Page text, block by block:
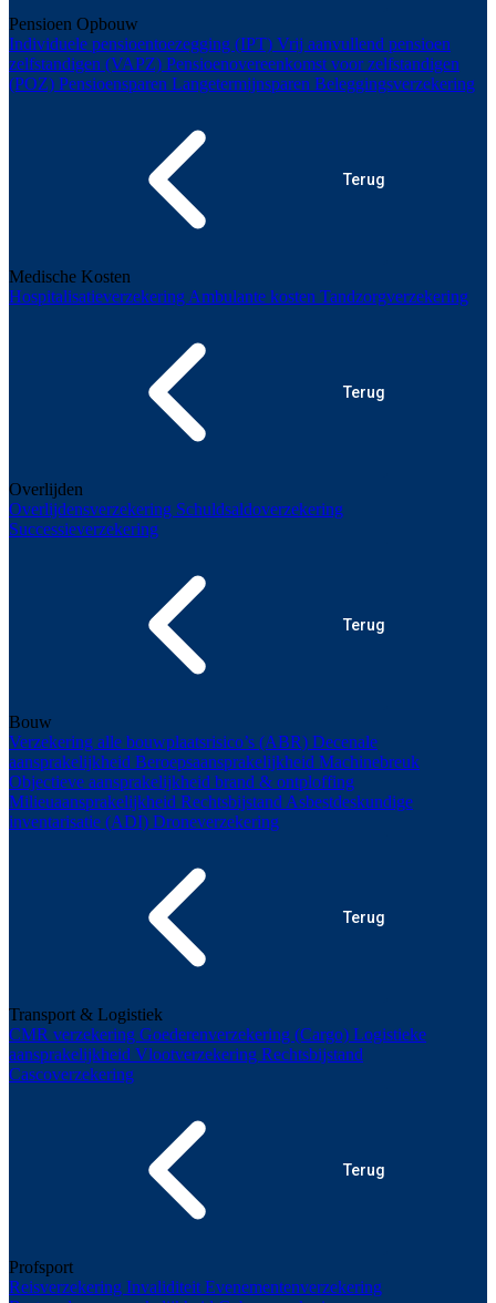
Pensioen Opbouw
Individuele pensioentoezegging (IPT) Vrij aanvullend pensioen
zelfstandigen (VAPZ) Pensioenovereenkomst voor zelfstandigen
(POZ) Pensioensparen Langetermijnsparen Beleggingsverzekering
Terug
Medische Kosten
Hospitalisatieverzekering Ambulante kosten Tandzorgverzekering
Terug
Overlijden
Overlijdensverzekering Schuldsaldoverzekering
Successieverzekering
Terug
Bouw
Verzekering alle bouwplaatsrisico’s (ABR) Decenale
aansprakelijkheid Beroepsaansprakelijkheid Machinebreuk
Objectieve aansprakelijkheid brand & ontploffing
Milieuaansprakelijkheid Rechtsbijstand Asbestdeskundige
inventarisatie (ADI) Droneverzekering
Terug
Transport & Logistiek
CMR verzekering Goederenverzekering (Cargo) Logistieke
aansprakelijkheid Vlootverzekering Rechtsbijstand
Cascoverzekering
Terug
Profsport
Reisverzekering Invaliditeit Evenementenverzekering